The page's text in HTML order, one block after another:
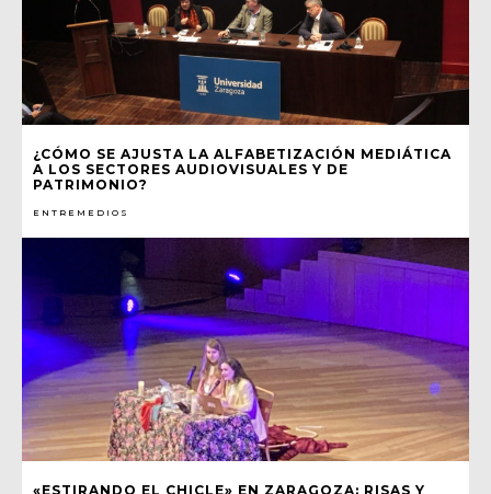
¿CÓMO SE AJUSTA LA ALFABETIZACIÓN MEDIÁTICA
A LOS SECTORES AUDIOVISUALES Y DE
PATRIMONIO?
ENTREMEDIOS
«ESTIRANDO EL CHICLE» EN ZARAGOZA: RISAS Y